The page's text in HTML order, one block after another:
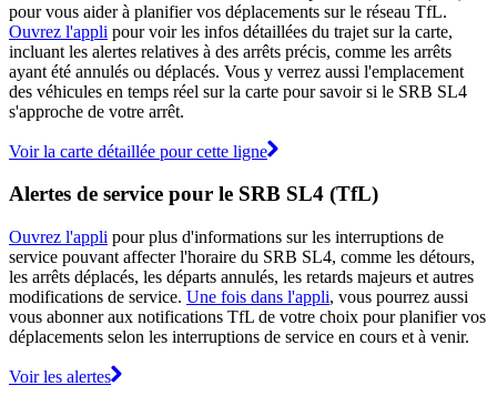
pour vous aider à planifier vos déplacements sur le réseau TfL.
Ouvrez l'appli pour voir les infos détaillées du trajet sur la carte,
incluant les alertes relatives à des arrêts précis, comme les arrêts
ayant été annulés ou déplacés. Vous y verrez aussi l'emplacement
des véhicules en temps réel sur la carte pour savoir si le SRB SL4
s'approche de votre arrêt.
Voir la carte détaillée pour cette ligne
Alertes de service pour le SRB SL4 (TfL)
Ouvrez l'appli pour plus d'informations sur les interruptions de
service pouvant affecter l'horaire du SRB SL4, comme les détours,
les arrêts déplacés, les départs annulés, les retards majeurs et autres
modifications de service. Une fois dans l'appli, vous pourrez aussi
vous abonner aux notifications TfL de votre choix pour planifier vos
déplacements selon les interruptions de service en cours et à venir.
Voir les alertes